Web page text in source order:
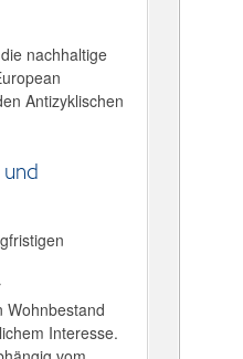
nachhaltige
Antizyklischen
Wohnbestand
Interesse.